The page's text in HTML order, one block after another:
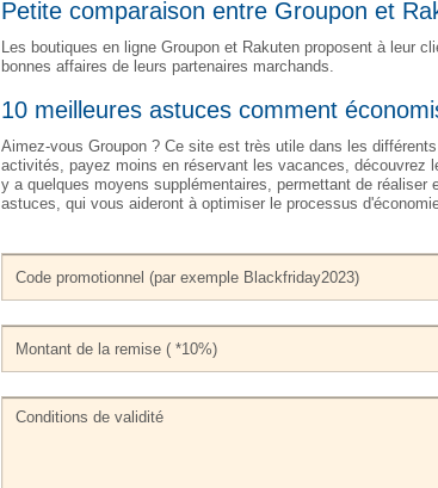
Petite comparaison entre Groupon et
Les boutiques en ligne Groupon et Rakuten proposent à leur
bonnes affaires de leurs partenaires marchands.
10 meilleures astuces comment
Aimez-vous Groupon ? Ce site est très utile dans les
activités, payez moins en réservant les vacances, découvrez
y a quelques moyens supplémentaires, permettant de
astuces, qui vous aideront à optimiser le processus